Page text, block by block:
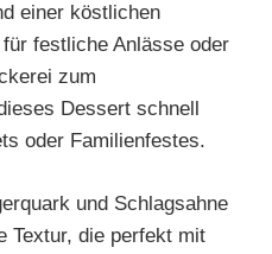
einer köstlichen
festliche Anlässe oder
zum
Dessert schnell
oder Familienfestes.
und Schlagsahne
Textur, die perfekt mit